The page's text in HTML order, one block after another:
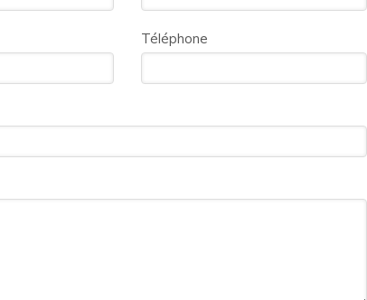
Téléphone